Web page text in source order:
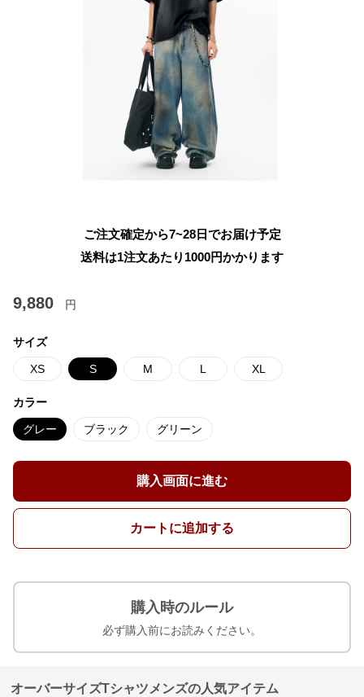
ご注文確定から7~28日でお届け予定
送料は1注文あたり 1000円かかります
9,880 円
サイズ
XS S M L XL
カラー
グレー ブラック グリーン
購入画面に進む
カートに追加する
購入時のルール
必ず購入前にお読みください。
オーバーサイズTシャツメンズの人気アイテム